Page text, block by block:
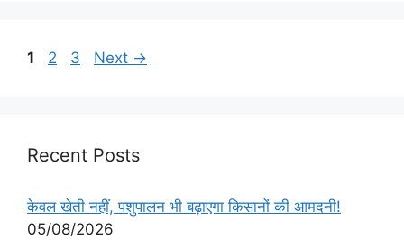
1 2 3 Next →
Recent Posts
केवल खेती नहीं, पशुपालन भी बढ़ाएगा किसानों की आमदनी!
05/08/2026